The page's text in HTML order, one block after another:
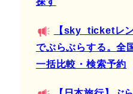
【sky_ticketレ
でぶらぶらする。全
一括比較・検索予約